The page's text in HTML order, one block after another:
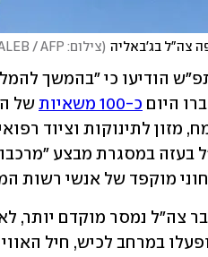
צה"ל בג'באליה (צילום: BASHAR TALEB / AFP
היום כ-100 משאיות
מוקפד של אנשי רשות